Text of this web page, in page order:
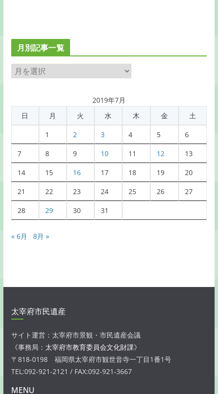
月別記事一覧
月
事
2019年7月
日
月 火 水 木 金 土
1 2 3 4 5 6
7 8 9 10 11 12 13
14 15 16 17 18 19 20
21 22 23 24 25 26 27
28 29 30 31
« 6月 8月 »
太宰府市民遺産
サイト運営：太宰府市景観・市民遺産会議
《事務局： 太宰府市教育委員会文化財課》
〒818-0198 福岡県太宰府市観世音寺一丁目1番1号
TEL:092-921-2121 / FAX:092-921-3667
MENU